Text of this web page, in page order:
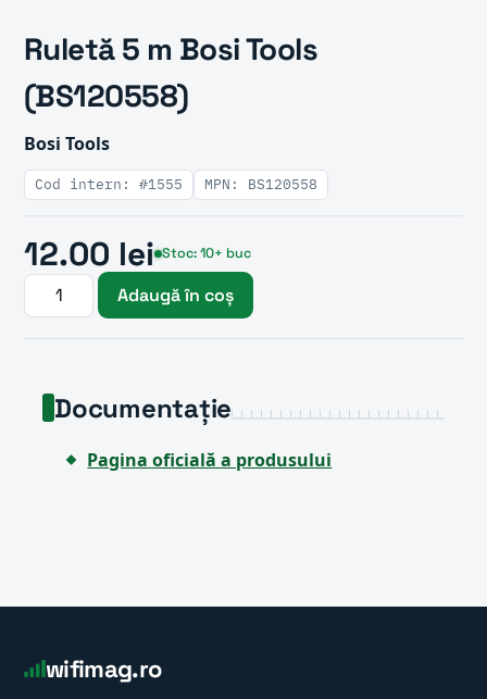
Ruletă 5 m Bosi Tools
(BS120558)
Bosi Tools
Cod intern: #1555 MPN: BS120558
12.00 lei Stoc: 10+ buc
Adaugă în coș
Documentație
Pagina oficială a produsului
wifimag.ro